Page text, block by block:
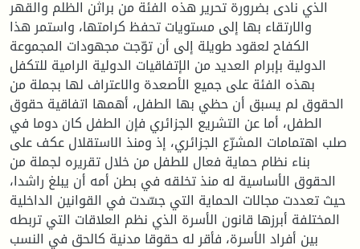
الذي نادى بضرورة تحرير هذه الفئة من براثن الظلم والقهر
والارتقاء بها إلى مستويات تحفظ كرامتها، واستمر هذا
الكفاح لعقود طويلة إلى أن توّجت مجهودات المجموعة
الدولية بإبرام العديد من الإتفاقيات الدولية الرامية للتكفل
بهذه الفئة على جميع الأصعدة والاعتراف لها بجملة من
الحقوق لم يسبق أن حظي بها الطفل، أهمها اتفاقية حقوق
الطفل، أما عن التشريع الجزائري فإن الطفل كان دوما في
صلب اهتمامات المشرّع الجزائري، إذ ومنذ الاستقلال عكف على
بناء نظام حماية فعال للطفل من خلال تقريره لجملة من
الحقوق الأساسية له منذ تخلقه في بطن أمه أن يبلغ راشدا،
حيث تعددت مجالات الحماية التي جسّدت في القوانين الداخلية
المختلفة أبرزها قانون الأسرة الذي نظم العلاقات التي تربطه
بين أفراد الأسرة، فأقر له حقوقا مدنية كالحق في النسب